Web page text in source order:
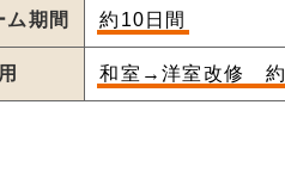
ム期間 約10日間
和室→洋室改修 約